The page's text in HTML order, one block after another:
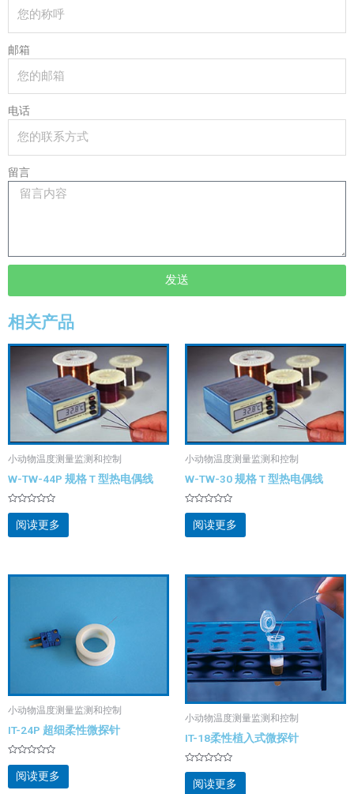
邮箱
电话
留言
发送
相关产品
小动物温度测量监测和控制
W-TW-44P 规格 T 型热电偶线
评
分
&sol;
阅读更多
小动物温度测量监测和控制
W-TW-30 规格 T 型热电偶线
评
分
&sol;
阅读更多
小动物温度测量监测和控制
IT-24P 超细柔性微探针
评
分
&sol;
阅读更多
小动物温度测量监测和控制
IT-18柔性植入式微探针
评
分阅读更多